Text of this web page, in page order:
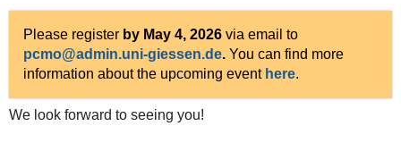
Please registerby May 4, 2026 via email to
pcmo
. You can find more
information about the upcoming event here.
We look forward to seeing you!